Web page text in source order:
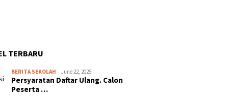
TERBARU
BERITA SEKOLAH June 22, 2026
Persyaratan Daftar Ulang. Calon
Peserta …